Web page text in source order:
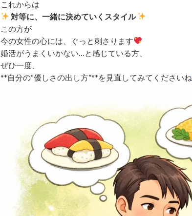
これからは
対等に、一緒に決めていくスタイル
この方が
今の女性の心には、ぐっと刺さります
婚活がうまくいかない…と感じている方、
ぜひ一度、
**自分の“優しさの出し方”**を見直してみてくださいね